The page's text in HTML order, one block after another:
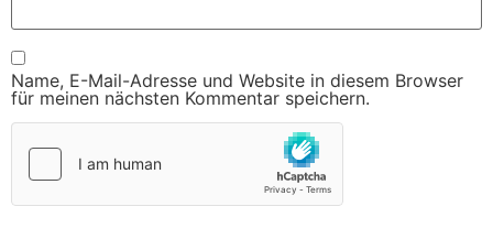
Name, E-Mail-Adresse und Website in diesem Browser
für meinen nächsten Kommentar speichern.